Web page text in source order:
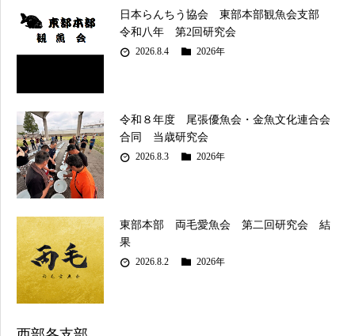
日本らんちう協会 東部本部観魚会支部
令和八年 第2回研究会
2026.8.4 2026年
令和８年度 尾張優魚会・金魚文化連合会
合同 当歳研究会
2026.8.3 2026年
東部本部 両毛愛魚会 第二回研究会 結
果
2026.8.2 2026年